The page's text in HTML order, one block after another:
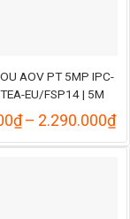
AOV PT 5MP IPC-
EU/FSP14 | 5M
₫– 2.290.000₫
từ